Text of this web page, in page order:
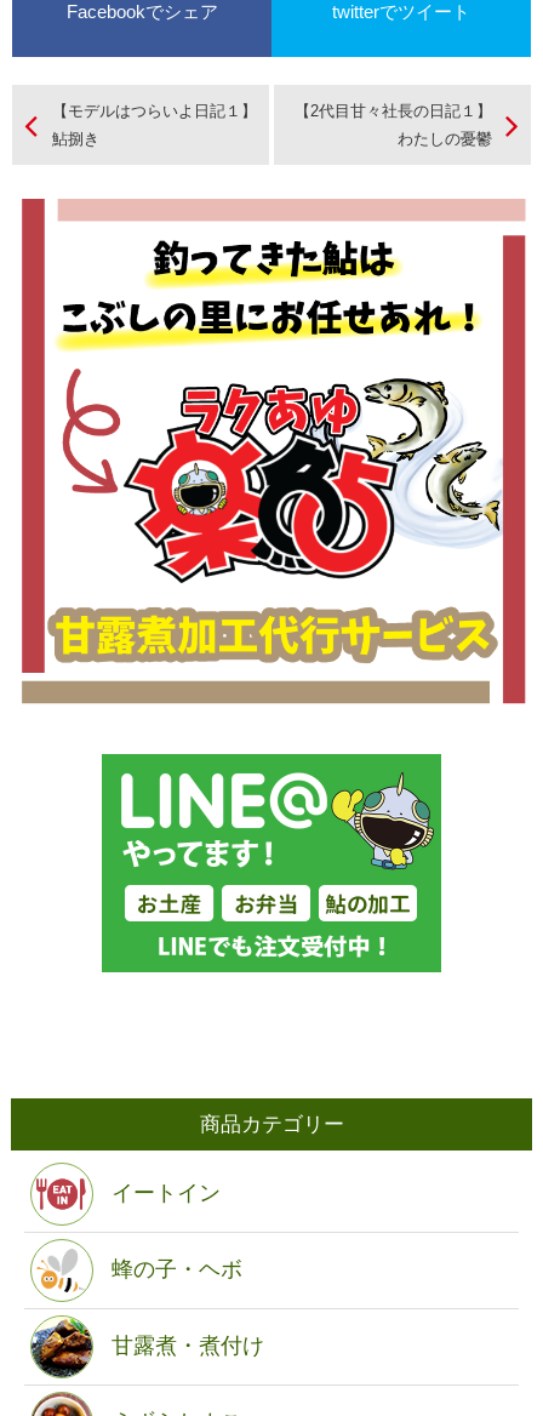
Facebookでシェア twitterでツイート
【モデルはつらいよ日記１】
鮎捌き
【2代目甘々社長の日記１】
わたしの憂鬱
商品カテゴリー
イートイン
蜂の子・ヘボ
甘露煮・煮付け